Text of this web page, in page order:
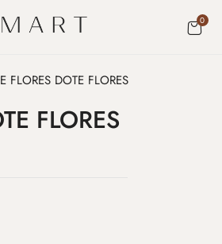
0
FLORES DOTE FLORES
FLORES